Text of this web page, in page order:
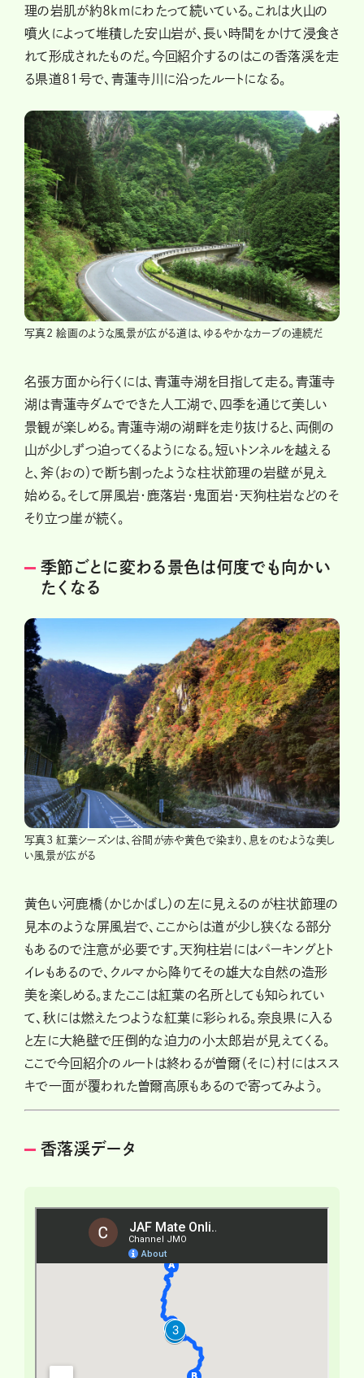
理の岩肌が約8kmにわたって続いている。これは火山の
噴火によって堆積した安山岩が、長い時間をかけて浸食さ
れて形成されたものだ。今回紹介するのはこの香落渓を走
る県道81号で、青蓮寺川に沿ったルートになる。
写真2 絵画のような風景が広がる道は、ゆるやかなカーブの連続だ
名張方面から行くには、青蓮寺湖を目指して走る。青蓮寺
湖は青蓮寺ダムでできた人工湖で、四季を通じて美しい
景観が楽しめる。青蓮寺湖の湖畔を走り抜けると、両側の
山が少しずつ迫ってくるようになる。短いトンネルを越える
と、斧（おの）で断ち割ったような柱状節理の岩壁が見え
始める。そして屏風岩・鹿落岩・鬼面岩・天狗柱岩などのそ
そり立つ崖が続く。
季節ごとに変わる景色は何度でも向かい
たくなる
写真3 紅葉シーズンは、谷間が赤や黄色で染まり、息をのむような美し
い風景が広がる
黄色い河鹿橋（かじかばし）の左に見えるのが柱状節理の
見本のような屏風岩で、ここからは道が少し狭くなる部分
もあるので注意が必要です。天狗柱岩にはパーキングとト
イレもあるので、クルマから降りてその雄大な自然の造形
美を楽しめる。またここは紅葉の名所としても知られてい
て、秋には燃えたつような紅葉に彩られる。奈良県に入る
と左に大絶壁で圧倒的な迫力の小太郎岩が見えてくる。
ここで今回紹介のルートは終わるが曽爾（そに）村にはスス
キで一面が覆われた曽爾高原もあるので寄ってみよう。
香落渓データ